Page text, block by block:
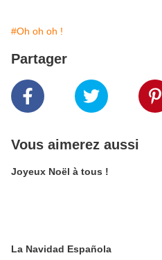
#Oh oh oh !
Partager
Vous aimerez aussi
Joyeux Noël à tous !
La Navidad Española